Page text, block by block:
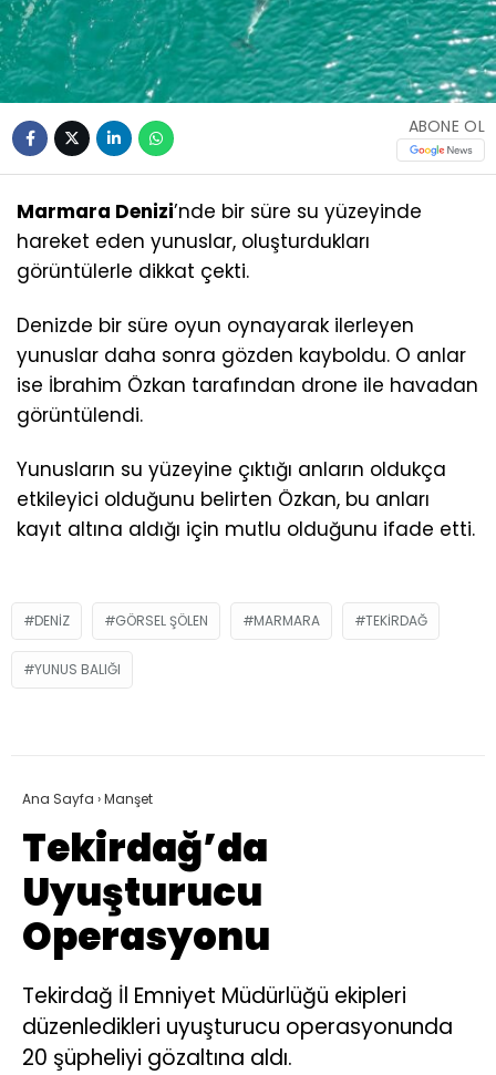
ABONE OL
Marmara Denizi’nde bir süre su yüzeyinde
hareket eden yunuslar, oluşturdukları
görüntülerle dikkat çekti.
Denizde bir süre oyun oynayarak ilerleyen
yunuslar daha sonra gözden kayboldu. O anlar
ise İbrahim Özkan tarafından drone ile havadan
görüntülendi.
Yunusların su yüzeyine çıktığı anların oldukça
etkileyici olduğunu belirten Özkan, bu anları
kayıt altına aldığı için mutlu olduğunu ifade etti.
DENIZ GÖRSEL ŞÖLEN MARMARA TEKIRDAĞ
YUNUS BALIĞI
Ana Sayfa ›Manşet
Tekirdağ’da
Uyuşturucu
Operasyonu
Tekirdağ İl Emniyet Müdürlüğü ekipleri
düzenledikleri uyuşturucu operasyonunda
20 şüpheliyi gözaltına aldı.